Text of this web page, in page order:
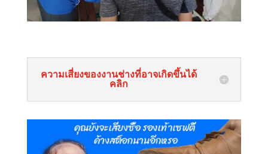
ความเสี่ยงของงานช่างที่อาจเกิดขึ้นได้
คลิก